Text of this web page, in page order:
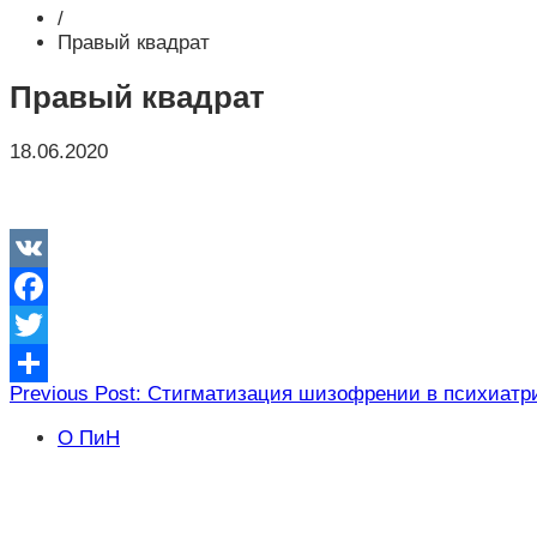
/
Правый квадрат
Правый квадрат
18.06.2020
VK
Facebook
Twitter
Отправить
Навигация
по
Previous Post: Стигматизация шизофрении в
О ПиН